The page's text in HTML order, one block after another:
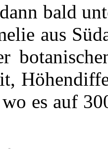
bald
aus
es auf